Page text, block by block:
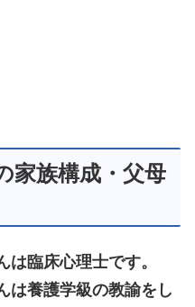
家族構成・父母
臨床心理士です。
は養護学級の教諭をし